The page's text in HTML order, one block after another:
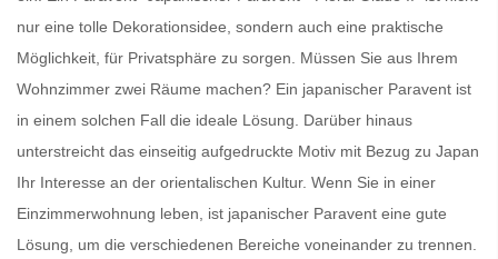
nur eine tolle Dekorationsidee, sondern auch eine praktische
Möglichkeit, für Privatsphäre zu sorgen. Müssen Sie aus Ihrem
Wohnzimmer zwei Räume machen? Ein japanischer Paravent ist
in einem solchen Fall die ideale Lösung. Darüber hinaus
unterstreicht das einseitig aufgedruckte Motiv mit Bezug zu Japan
Ihr Interesse an der orientalischen Kultur. Wenn Sie in einer
Einzimmerwohnung leben, ist japanischer Paravent eine gute
Lösung, um die verschiedenen Bereiche voneinander zu trennen.